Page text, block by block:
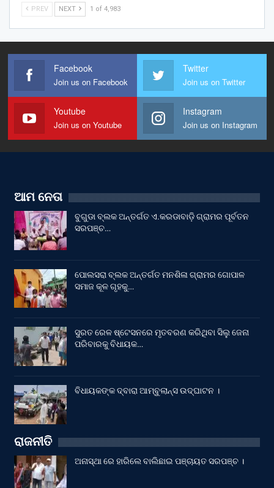
PREV NEXT 1 of 4,983
Facebook
Join us on Facebook
Twitter
Join us on Twitter
Youtube
Join us on Youtube
Instagram
Join us on Instagram
ଆମ ନେତା
ବୁଗୁଡା ବ୍ଲକ ଅନ୍ତର୍ଗତ ଏ.କରଡାବାଡ଼ି ଗ୍ରାମର ପୂର୍ବତନ
ସରପଞ୍ଚ…
ପୋଲସରା ବ୍ଲକ ଅନ୍ତର୍ଗତ ମନଶିଳା ଗ୍ରାମର ଗୋପାଳ
ସମାଜ କୂଳ ଗୃହକୁ…
ସୁରତ ରେଳ ଷ୍ଟେସନରେ ମୃତବରଣ କରିଥିବା ସିଲୁ ଜେନା
ପରିବାରକୁ ବିଧାୟକ…
ବିଧାୟକଙ୍କ ଦ୍ବାରା ଆମ୍ବୁଲାନ୍ସ ଉଦ୍‌ଘାଟନ ।
ରାଜନୀତି
ଅନାସ୍ଥା ରେ ହାରିଲେ ବାଲିଛାଇ ପଞ୍ଚାୟତ ସରପଞ୍ଚ ।